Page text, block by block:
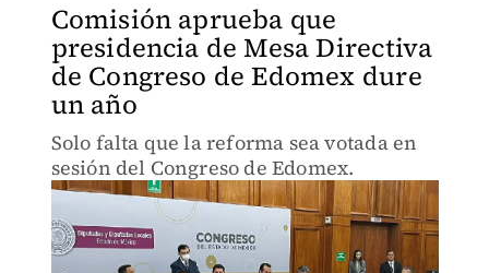
Comisión aprueba que
presidencia de Mesa Directiva
de Congreso de Edomex dure
un año
Solo falta que la reforma sea votada en
sesión del Congreso de Edomex.